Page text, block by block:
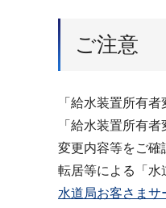
ご注意
「給水装置所有
「給水装置所有
変更内容等をご確
転居等による「水
水道局お客さまサ